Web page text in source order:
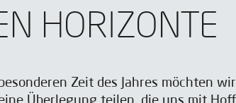
HORIZONTE
Zeit des Jahres möchten